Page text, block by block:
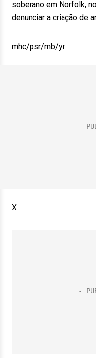
soberano em Norfolk,
denunciar a criação de
mhc/psr/mb/yr
X